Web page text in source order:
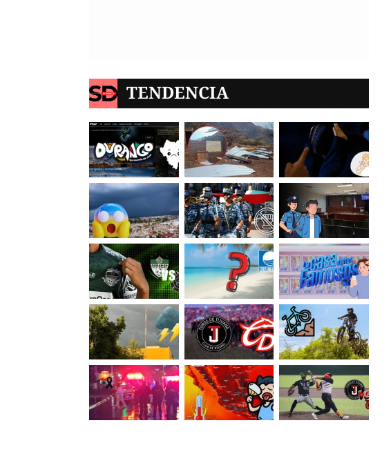
TENDENCIA